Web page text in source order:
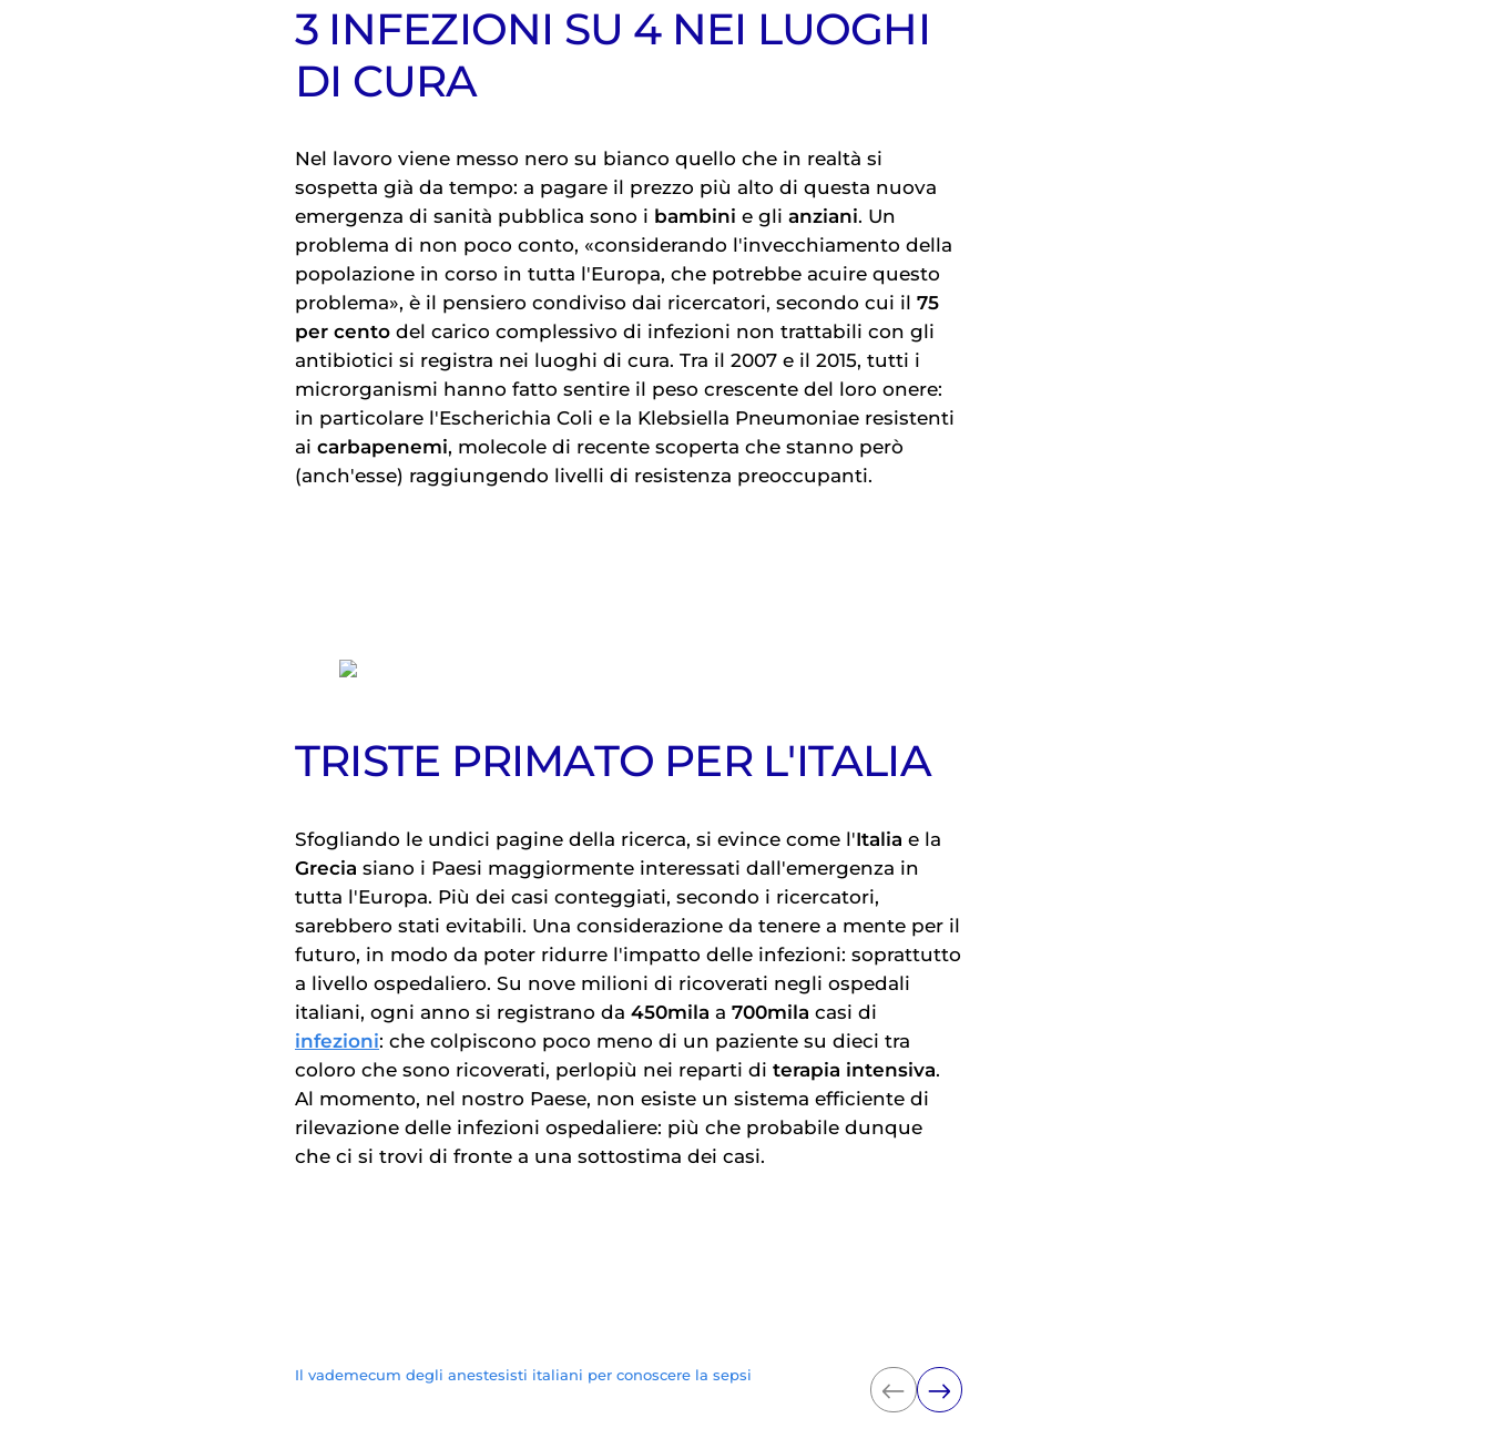
3 INFEZIONI SU 4 NEI LUOGHI
DI CURA
Nel lavoro viene messo nero su bianco quello che in realtà si
sospetta già da tempo: a pagare il prezzo più alto di questa nuova
emergenza di sanità pubblica sono i bambini e gli anziani. Un
problema di non poco conto, «considerando l'invecchiamento della
popolazione in corso in tutta l'Europa, che potrebbe acuire questo
problema», è il pensiero condiviso dai ricercatori, secondo cui il 75
per cento del carico complessivo di infezioni non trattabili con gli
antibiotici si registra nei luoghi di cura. Tra il 2007 e il 2015, tutti i
microrganismi hanno fatto sentire il peso crescente del loro onere:
in particolare l'Escherichia Coli e la Klebsiella Pneumoniae resistenti
ai carbapenemi, molecole di recente scoperta che stanno però
(anch'esse) raggiungendo livelli di resistenza preoccupanti.
TRISTE PRIMATO PER L'ITALIA
Sfogliando le undici pagine della ricerca, si evince come l'Italia e la
Grecia siano i Paesi maggiormente interessati dall'emergenza in
tutta l'Europa. Più dei casi conteggiati, secondo i ricercatori,
sarebbero stati evitabili. Una considerazione da tenere a mente per il
futuro, in modo da poter ridurre l'impatto delle infezioni: soprattutto
a livello ospedaliero. Su nove milioni di ricoverati negli ospedali
italiani, ogni anno si registrano da 450mila a 700mila casi di
infezioni: che colpiscono poco meno di un paziente su dieci tra
coloro che sono ricoverati, perlopiù nei reparti di terapia intensiva.
Al momento, nel nostro Paese, non esiste un sistema efficiente di
rilevazione delle infezioni ospedaliere: più che probabile dunque
che ci si trovi di fronte a una sottostima dei casi.
Il vademecum degli anestesisti italiani per conoscere la sepsi